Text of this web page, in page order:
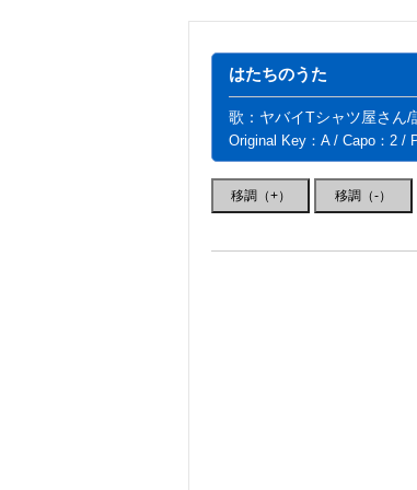
はたちのうた
歌：ヤバイTシャツ屋さん
Original Key：A / Capo：2 /